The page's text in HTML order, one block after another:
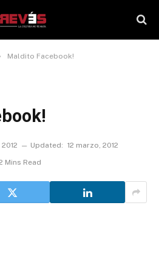
Maldito Facebook!
Updated: 12 marzo, 2012
Mins Read